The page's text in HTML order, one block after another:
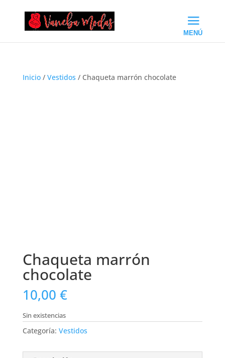
Inicio/ Vestidos / Chaqueta marrón chocolate
Chaqueta marrón
chocolate
10,00 €
Sin existencias
Categoría: Vestidos